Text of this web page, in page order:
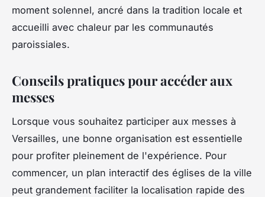
moment solennel, ancré dans la tradition locale et
accueilli avec chaleur par les communautés
paroissiales.
Conseils pratiques pour accéder aux
messes
Lorsque vous souhaitez participer aux messes à
Versailles, une bonne organisation est essentielle
pour profiter pleinement de l'expérience. Pour
commencer, un plan interactif des églises de la ville
peut grandement faciliter la localisation rapide des